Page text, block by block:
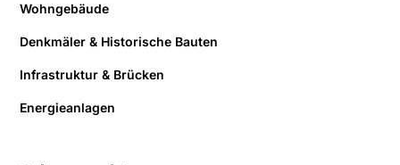
Wohngebäude
Denkmäler & Historische Bauten
Infrastruktur & Brücken
Energieanlagen